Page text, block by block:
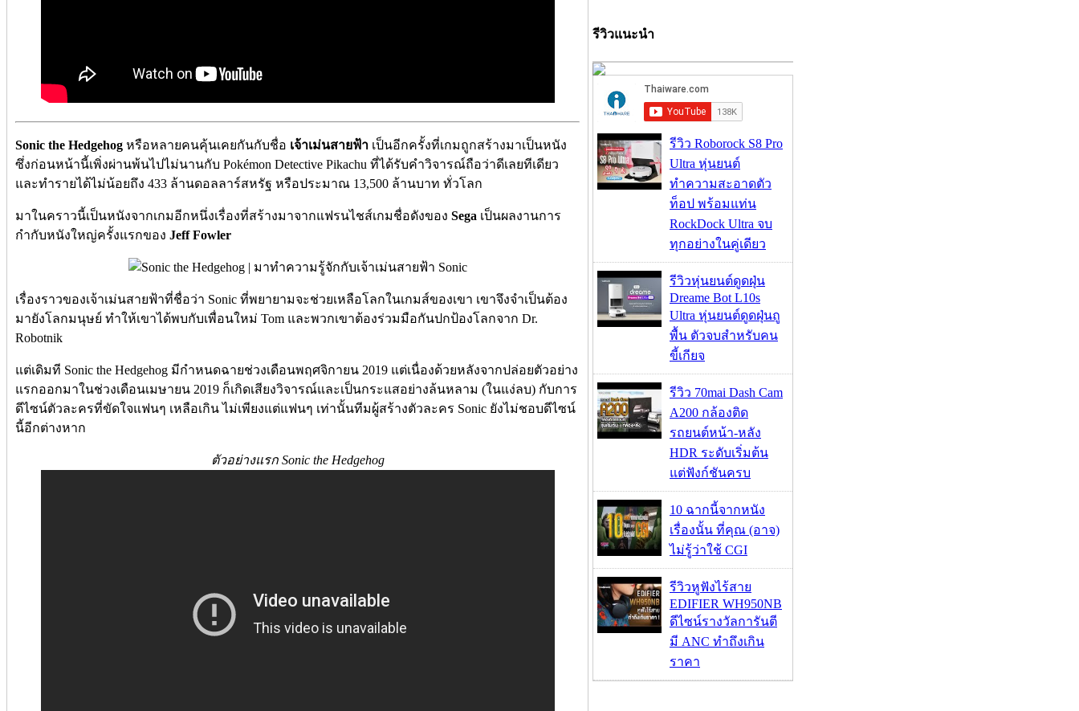
Sonic the Hedgehog หรือหลายคนคุ้นเคยกันกับชื่อ เจ้าเม่นสายฟ้า เป็นอีกครั้งที่เกมถูกสร้างมาเป็นหนัง
ซึ่งก่อนหน้านี้เพิ่งผ่านพ้นไปไม่นานกับ Pokémon Detective Pikachu ที่ได้รับคำวิจารณ์ถือว่าดีเลยทีเดียว
และทำรายได้ไม่น้อยถึง 433 ล้านดอลลาร์สหรัฐ หรือประมาณ 13,500 ล้านบาท ทั่วโลก
มาในคราวนี้เป็นหนังจากเกมอีกหนึ่งเรื่องที่สร้างมาจากแฟรนไชส์เกมชื่อดังของ Sega เป็นผลงานการ
กำกับหนังใหญ่ครั้งแรกของ Jeff Fowler
เรื่องราวของเจ้าเม่นสายฟ้าที่ชื่อว่า Sonic ที่พยายามจะช่วยเหลือโลกในเกมส์ของเขา เขาจึงจำเป็นต้อง
มายังโลกมนุษย์ ทำให้เขาได้พบกับเพื่อนใหม่ Tom และพวกเขาต้องร่วมมือกันปกป้องโลกจาก Dr.
Robotnik
แต่เดิมที Sonic the Hedgehog มีกำหนดฉายช่วงเดือนพฤศจิกายน 2019 แต่เนื่องด้วยหลังจากปล่อยตัวอย่าง
แรกออกมาในช่วงเดือนเมษายน 2019 ก็เกิดเสียงวิจารณ์และเป็นกระแสอย่างล้นหลาม (ในแง่ลบ) กับการ
ดีไซน์ตัวละครที่ขัดใจแฟนๆ เหลือเกิน ไม่เพียงแต่แฟนๆ เท่านั้นทีมผู้สร้างตัวละคร Sonic ยังไม่ชอบดีไซน์
นี้อีกต่างหาก
ตัวอย่างแรก Sonic the Hedgehog
รีวิวแนะนำ
รีวิว Roborock S8 Pro
Ultra หุ่นยนต์
ทำความสะอาดตัว
ท็อป พร้อมแท่น
RockDock Ultra จบ
ทุกอย่างในคู่เดียว
รีวิวหุ่นยนต์ดูดฝุ่น
Dreame Bot L10s
Ultra หุ่นยนต์ดูดฝุ่นถู
พื้น ตัวจบสำหรับคน
ขี้เกียจ
รีวิว 70mai Dash Cam
A200 กล้องติด
รถยนต์หน้า-หลัง
HDR ระดับเริ่มต้น
แต่ฟังก์ชันครบ
10 ฉากนี้จากหนัง
เรื่องนั้น ที่คุณ (อาจ)
ไม่รู้ว่าใช้ CGI
รีวิวหูฟังไร้สาย
EDIFIER WH950NB
ดีไซน์รางวัลการันตี
มี ANC ทำถึงเกิน
ราคา